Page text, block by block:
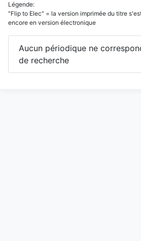
Légende:
"Flip to Elec" = la version imprimée du titre
encore en version électronique
Aucun périodique ne
de recherche